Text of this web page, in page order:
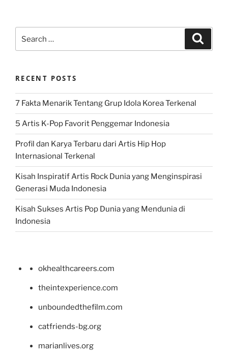
for:
RECENT POSTS
7 Fakta Menarik Tentang Grup Idola Korea Terkenal
5 Artis K-Pop Favorit Penggemar Indonesia
Profil dan Karya Terbaru dari Artis Hip Hop
Internasional Terkenal
Kisah Inspiratif Artis Rock Dunia yang Menginspirasi
Generasi Muda Indonesia
Kisah Sukses Artis Pop Dunia yang Mendunia di
Indonesia
okhealthcareers.com
theintexperience.com
unboundedthefilm.com
catfriends-bg.org
marianlives.org